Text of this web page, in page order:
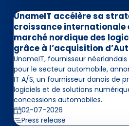
UnameIT accélère sa
croissance internationale
marché nordique des
grâce à l’acquisition
UnameIT, fournisseur
pour le secteur automobile,
IT A/S, un fournisseur danois de
logiciels et de solutions
concessions automobiles.
02-07-2026
Press release